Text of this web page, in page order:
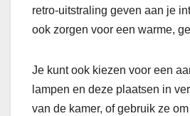
retro-uitstraling geven aan je
ook zorgen voor een warme,
Je kunt ook kiezen voor een
lampen en deze plaatsen in
van de kamer, of gebruik ze